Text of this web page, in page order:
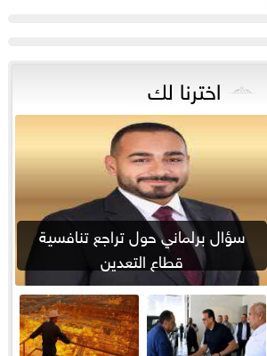
اخترنا لك
سؤال برلماني حول تراجع تنافسية
قطاع التعدين